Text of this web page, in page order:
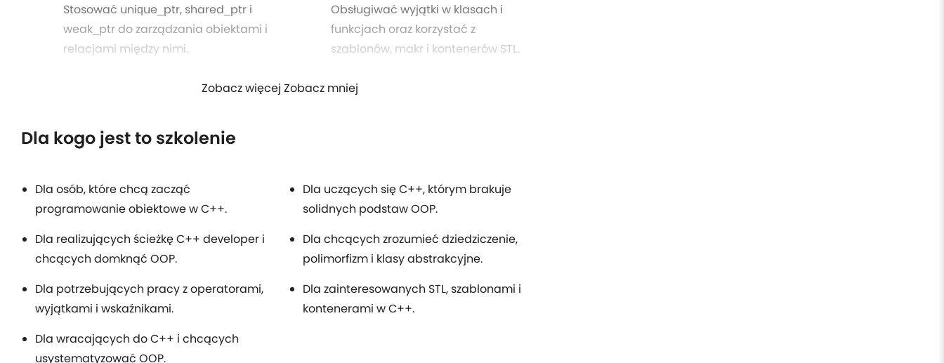
Stosować unique_ptr, shared_ptr i
weak_ptr do zarządzania obiektami i
relacjami między nimi.
Obsługiwać wyjątki w klasach i
funkcjach oraz korzystać z
szablonów, makr i kontenerów STL.
Zobacz więcej Zobacz mniej
Dla kogo jest to szkolenie
Dla osób, które chcą zacząć
programowanie obiektowe w C++.
Dla uczących się C++, którym brakuje
solidnych podstaw OOP.
Dla realizujących ścieżkę C++ developer i
chcących domknąć OOP.
Dla chcących zrozumieć dziedziczenie,
polimorfizm i klasy abstrakcyjne.
Dla potrzebujących pracy z operatorami,
wyjątkami i wskaźnikami.
Dla zainteresowanych STL, szablonami i
kontenerami w C++.
Dla wracających do C++ i chcących
usystematyzować OOP.